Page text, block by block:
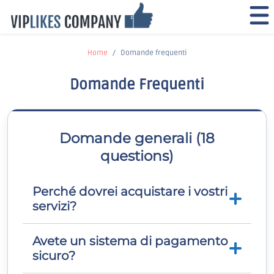
Home Domande frequenti
Domande Frequenti
Domande generali (18
questions)
Perché dovrei acquistare i vostri
servizi?
I social media sono diventati una delle
forme di pubblicità in più rapida crescita in
Avete un sistema di pagamento
sicuro?